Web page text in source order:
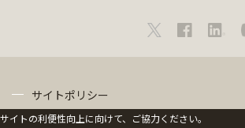
サイトポリシー
サイトの利便性向上に向けて、ご協力ください。